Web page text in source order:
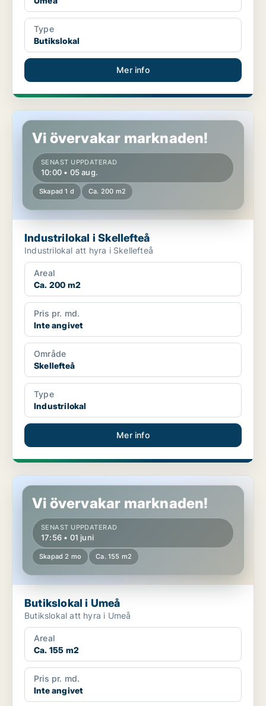
Type
Butikslokal
Mer info
Industrilokal i Skellefteå
Vi övervakar marknaden!
SENAST UPPDATERAD
10:00 • 05 aug.
Skapad 1 d Ca. 200 m2
Industrilokal i Skellefteå
Industrilokal att hyra i Skellefteå
Areal
Ca. 200 m2
Pris pr. md.
Inte angivet
Område
Skellefteå
Type
Industrilokal
Mer info
Butikslokal i Umeå
Vi övervakar marknaden!
SENAST UPPDATERAD
17:56 • 01 juni
Skapad 2 mo Ca. 155 m2
Butikslokal i Umeå
Butikslokal att hyra i Umeå
Areal
Ca. 155 m2
Pris pr. md.
Inte angivet